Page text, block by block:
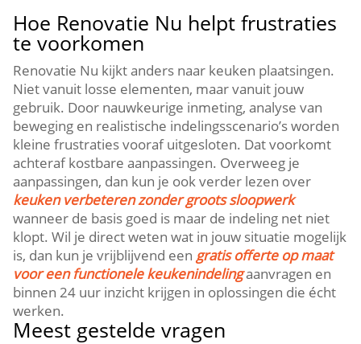
Hoe Renovatie Nu helpt frustraties
te voorkomen
Renovatie Nu kijkt anders naar keuken plaatsingen.​
Niet vanuit losse elementen, maar vanuit jouw
gebruik.​ Door nauwkeurige inmeting, analyse van
beweging en realistische indelingsscenario’s worden
kleine frustraties vooraf uitgesloten.​ Dat voorkomt
achteraf kostbare aanpassingen.​ Overweeg je
aanpassingen, dan kun je ook verder lezen over
keuken verbeteren zonder groots sloopwerk
wanneer de basis goed is maar de indeling net niet
klopt.​ Wil je direct weten wat in jouw situatie mogelijk
is, dan kun je vrijblijvend eengratis offerte op maat
voor een functionele keukenindelingaanvragen en
binnen 24 uur inzicht krijgen in oplossingen die écht
werken.​
Meest gestelde vragen